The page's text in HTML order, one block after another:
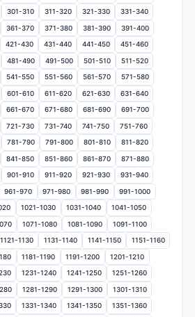
301-310 311-320 321-330 331-340
361-370 371-380 381-390 391-400
421-430 431-440 441-450 451-460
481-490 491-500 501-510 511-520
541-550 551-560 561-570 571-580
601-610 611-620 621-630 631-640
661-670 671-680 681-690 691-700
721-730 731-740 741-750 751-760
781-790 791-800 801-810 811-820
841-850 851-860 861-870 871-880
901-910 911-920 921-930 931-940
961-970 971-980 981-990 991-1000
1021-1030 1031-1040 1041-1050
1071-1080 1081-1090 1091-1100
1121-1130 1131-1140 1141-1150 1151-1160
1181-1190 1191-1200 1201-1210
1231-1240 1241-1250 1251-1260
1281-1290 1291-1300 1301-1310
1331-1340 1341-1350 1351-1360